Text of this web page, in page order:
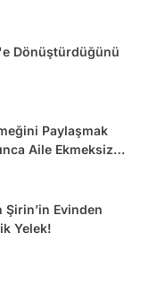
Dönüştürdüğünü
Paylaşmak
Aile Ekmeksiz
Şirin’in Evinden
Yelek!